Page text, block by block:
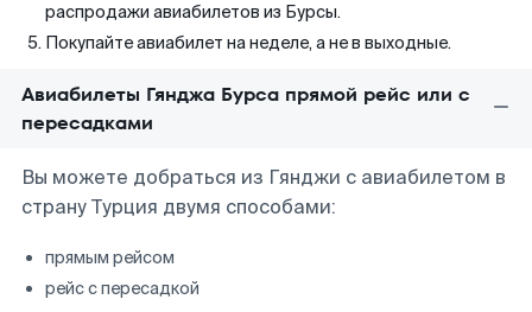
распродажи авиабилетов из Бурсы.
Покупайте авиабилет на неделе, а не в выходные.
Авиабилеты Гянджа Бурса прямой рейс или с
пересадками
Вы можете добраться из Гянджи с авиабилетом в
страну Турция двумя способами:
прямым рейсом
рейс с пересадкой